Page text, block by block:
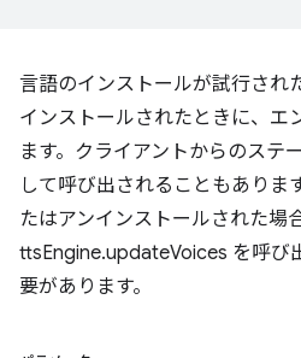
言語のインストールが試行され
インストールされたときに、エ
ます。クライアントからのステ
して呼び出されることもありま
たはアンインストールされた場
ttsEngine.updateVoices を呼び
要があります。